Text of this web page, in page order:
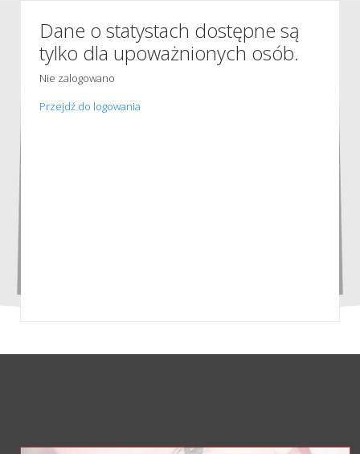
Dane o statystach dostępne są
tylko dla upoważnionych osób.
Nie zalogowano
Przejdź do logowania